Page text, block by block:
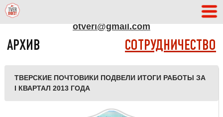
otveri@gmail.com
АРХИВ СОТРУДНИЧЕСТВО
ТВЕРСКИЕ ПОЧТОВИКИ ПОДВЕЛИ ИТОГИ РАБОТЫ ЗА
I КВАРТАЛ 2013 ГОДА